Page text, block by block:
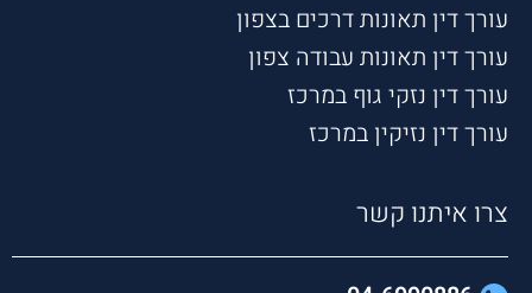
עורך דין תאונות דרכים בצפון
עורך דין תאונות עבודה צפון
עורך דין נזקי גוף במרכז
עורך דין נזיקין במרכז
צרו איתנו קשר